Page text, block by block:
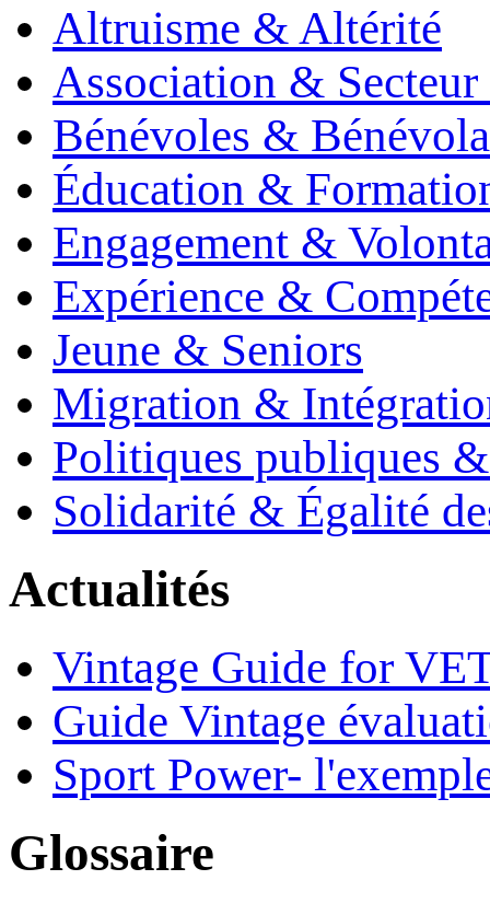
Altruisme & Altérité
Association &
Bénévoles &
Éducation &
Engagement &
Expérience &
Jeune & Seniors
Migration &
Politiques publiques
Solidarité & Égalité
Actualités
Vintage Guide for
Guide Vintage
Sport Power-
Glossaire